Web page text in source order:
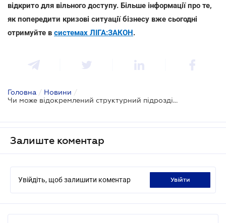
відкрито для вільного доступу. Більше інформації про те,
як попередити кризові ситуації бізнесу вже сьогодні
отримуйте в системах ЛІГА:ЗАКОН.
Головна / Новини /
Чи може відокремлений структурний підрозділ сплатити ЄСВ за саме підприємство
Залиште коментар
Увійдіть, щоб залишити коментар увійти